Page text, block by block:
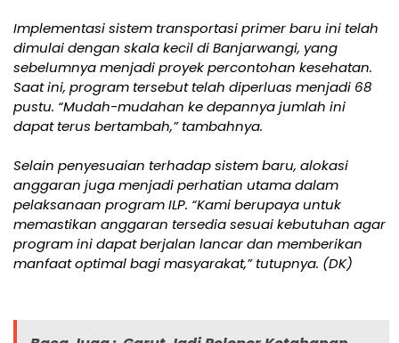
Implementasi sistem transportasi primer baru ini telah
dimulai dengan skala kecil di Banjarwangi, yang
sebelumnya menjadi proyek percontohan kesehatan.
Saat ini, program tersebut telah diperluas menjadi 68
pustu. “Mudah-mudahan ke depannya jumlah ini
dapat terus bertambah,” tambahnya.
Selain penyesuaian terhadap sistem baru, alokasi
anggaran juga menjadi perhatian utama dalam
pelaksanaan program ILP. “Kami berupaya untuk
memastikan anggaran tersedia sesuai kebutuhan agar
program ini dapat berjalan lancar dan memberikan
manfaat optimal bagi masyarakat,” tutupnya. (DK)